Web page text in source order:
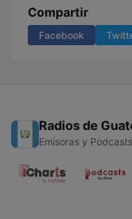
Compartir
Facebook
Radios de
Emisoras y Podcasts